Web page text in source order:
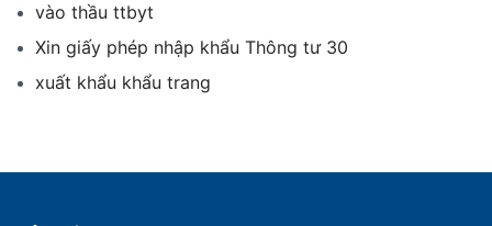
vào thầu ttbyt
Xin giấy phép nhập khẩu Thông tư 30
xuất khẩu khẩu trang